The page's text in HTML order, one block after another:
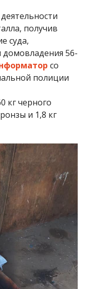
получив
суда,
56-
со
полиции
кг черного
и 1,8 кг